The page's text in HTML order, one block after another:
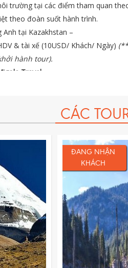
trường tại các điểm tham quan
theo đoàn suốt hành trình.
tại Kazakhstan –
& tài xế (10USD/ Khách/ Ngày)
hành tour).
Travel
CÁC
ĐANG NHẬN
KHÁCH